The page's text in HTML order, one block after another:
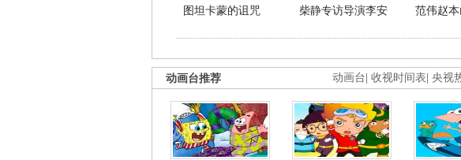
图坦卡蒙的诅咒 柴静专访导演李安 范伟赵
动画台 收视时间表 央视
动画台推荐